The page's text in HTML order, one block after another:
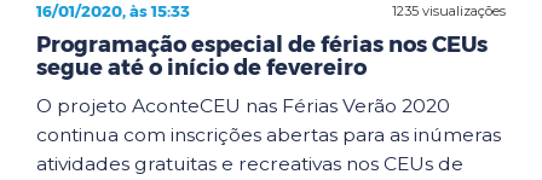
1235 visualizações
16/01/2020, às 15:33
Programação especial de férias nos CEUs
segue até o início de fevereiro
O projeto AconteCEU nas Férias Verão 2020
continua com inscrições abertas para as inúmeras
atividades gratuitas e recreativas nos CEUs de